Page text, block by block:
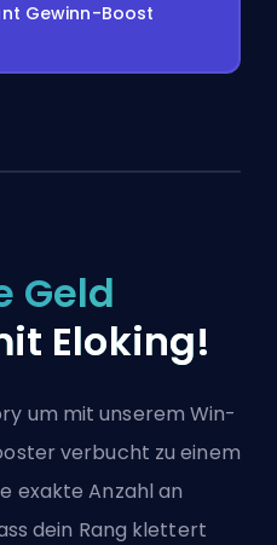
Gewinn-Boost
Geld
Eloking!
um mit unserem Win-
verbucht zu einem
exakte Anzahl an
dein Rang klettert